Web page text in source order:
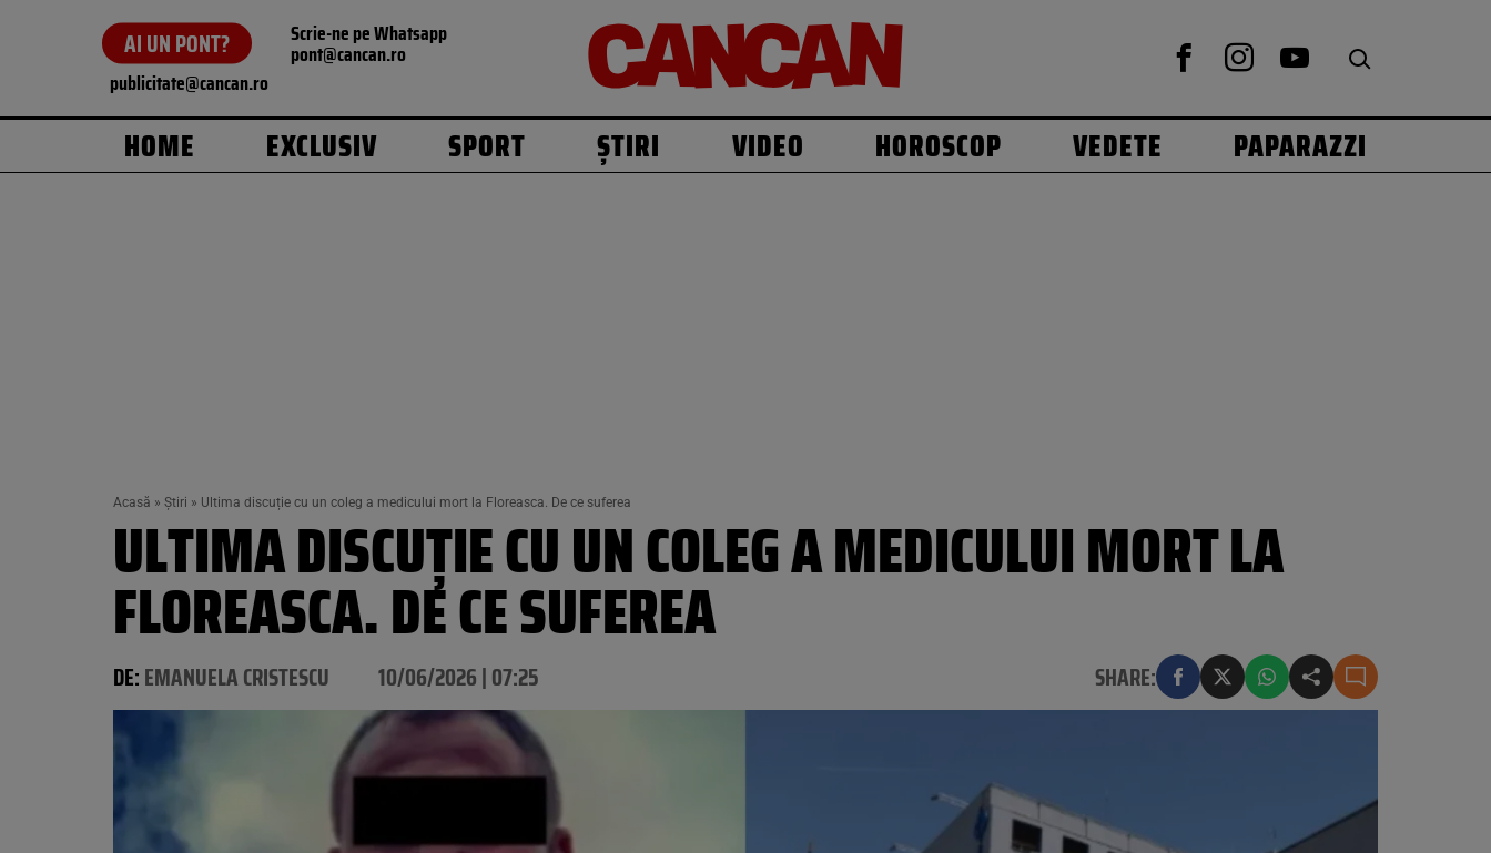
AI UN PONT? Scrie-ne pe Whatsapp
pont@cancan.ro
publicitate@cancan.ro
HOME EXCLUSIV SPORT ȘTIRI VIDEO HOROSCOP VEDETE PAPARAZZI
Acasă » Știri » Ultima discuție cu un coleg a medicului mort la Floreasca. De ce suferea
ULTIMA DISCUȚIE CU UN COLEG A MEDICULUI MORT LA
FLOREASCA. DE CE SUFEREA
DE:EMANUELA CRISTESCU 10/06/2026 | 07:25 SHARE: